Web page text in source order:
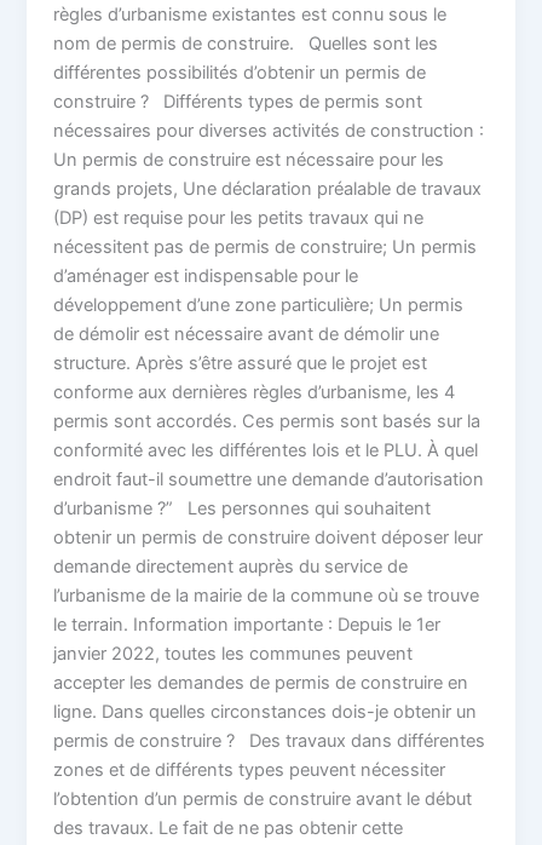
règles d’urbanisme existantes est connu sous le
nom de permis de construire. Quelles sont les
différentes possibilités d’obtenir un permis de
construire ? Différents types de permis sont
nécessaires pour diverses activités de construction :
Un permis de construire est nécessaire pour les
grands projets, Une déclaration préalable de travaux
(DP) est requise pour les petits travaux qui ne
nécessitent pas de permis de construire; Un permis
d’aménager est indispensable pour le
développement d’une zone particulière; Un permis
de démolir est nécessaire avant de démolir une
structure. Après s’être assuré que le projet est
conforme aux dernières règles d’urbanisme, les 4
permis sont accordés. Ces permis sont basés sur la
conformité avec les différentes lois et le PLU. À quel
endroit faut-il soumettre une demande d’autorisation
d’urbanisme ?” Les personnes qui souhaitent
obtenir un permis de construire doivent déposer leur
demande directement auprès du service de
l’urbanisme de la mairie de la commune où se trouve
le terrain. Information importante : Depuis le 1er
janvier 2022, toutes les communes peuvent
accepter les demandes de permis de construire en
ligne. Dans quelles circonstances dois-je obtenir un
permis de construire ? Des travaux dans différentes
zones et de différents types peuvent nécessiter
l’obtention d’un permis de construire avant le début
des travaux. Le fait de ne pas obtenir cette